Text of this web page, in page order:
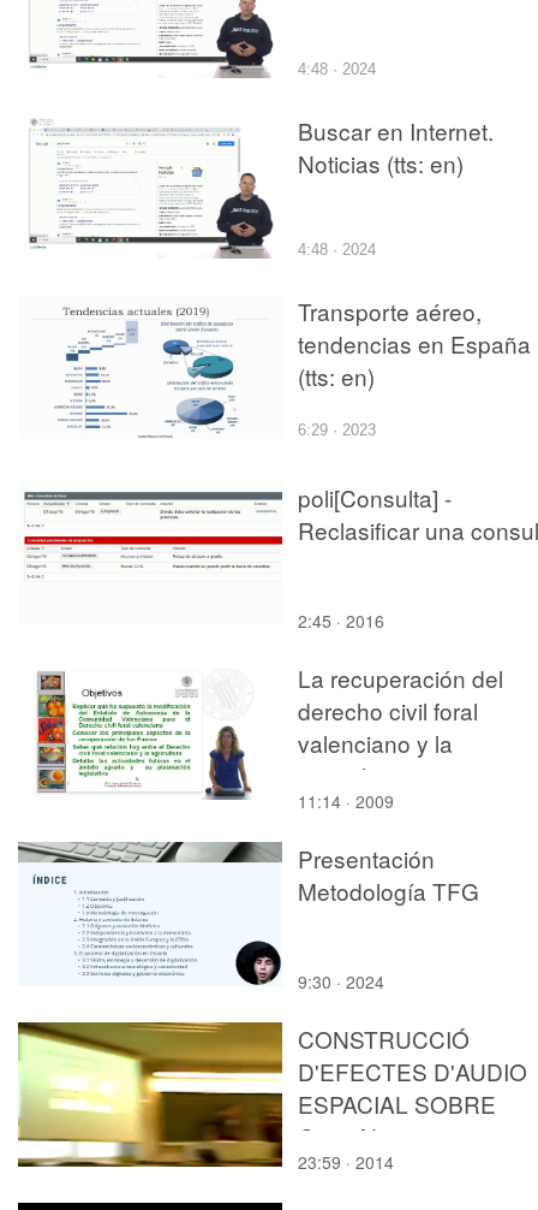
4:48 · 2024
Buscar en Internet.
Noticias (tts: en)
4:48 · 2024
Transporte aéreo,
tendencias en España
(tts: en)
6:29 · 2023
poli[Consulta] -
Reclasificar una
2:45 · 2016
La recuperación del
derecho civil foral
valenciano y la
agricultura
11:14 · 2009
Presentación
Metodología TFG
9:30 · 2024
CONSTRUCCIÓ
D'EFECTES D'AUDIO
ESPACIAL SOBRE
OpenAL
23:59 · 2014